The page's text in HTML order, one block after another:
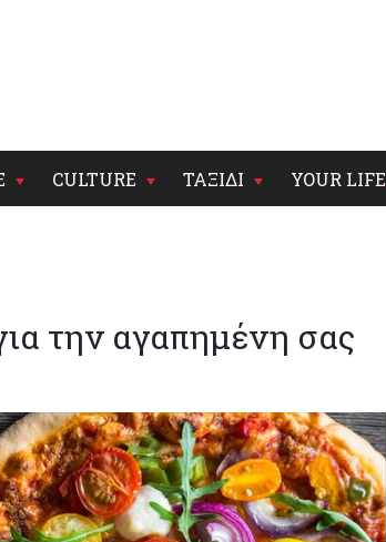
CULTURE ΤΑΞΙΔΙ YOUR LIFE
την αγαπημένη σας